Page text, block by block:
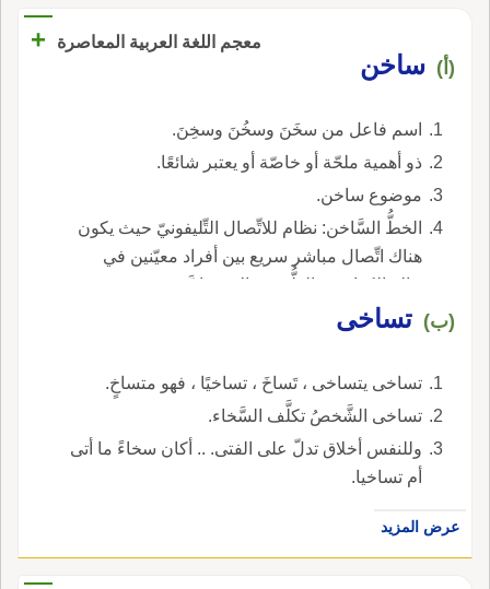
معجم اللغة العربية المعاصرة +
(أ) ساخن
اسم فاعل من سخَنَ وسخُنَ وسخِنَ.
ذو أهمية ملحّة أو خاصّة أو يعتبر شائعًا.
موضوع ساخن.
الخطُّ السَّاخن: نظام للاتِّصال التِّليفونيّ حيث يكون
هناك اتِّصال مباشر سريع بين أفراد معيّنين في
حالة الكوارث والظُّروف الاستثنائيَّة.
(ب) تساخى
تساخى يتساخى ، تَساخَ ، تساخيًا ، فهو متساخٍ.
تساخى الشَّخصُ تكلَّف السَّخاء.
وللنفس أخلاق تدلّ على الفتى. .. أكان سخاءً ما أتى
أم تساخيا.
عرض المزيد